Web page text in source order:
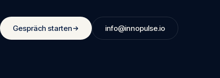
Gespräch starten info@innopulse.io